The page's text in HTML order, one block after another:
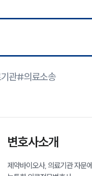
관#의료소송
변호사소개
제약바이오사, 의료기관 자문에